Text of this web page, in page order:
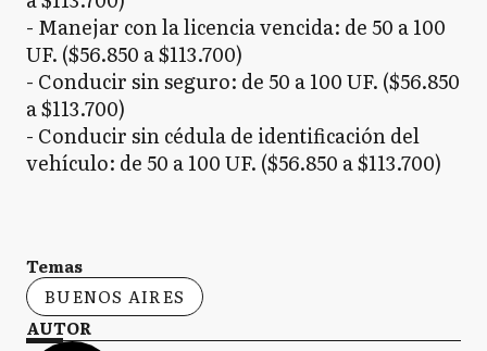
- Manejar con la licencia vencida: de 50 a 100
UF. ($56.850 a $113.700)
- Conducir sin seguro: de 50 a 100 UF. ($56.850
a $113.700)
- Conducir sin cédula de identificación del
vehículo: de 50 a 100 UF. ($56.850 a $113.700)
Temas
BUENOS AIRES
AUTOR